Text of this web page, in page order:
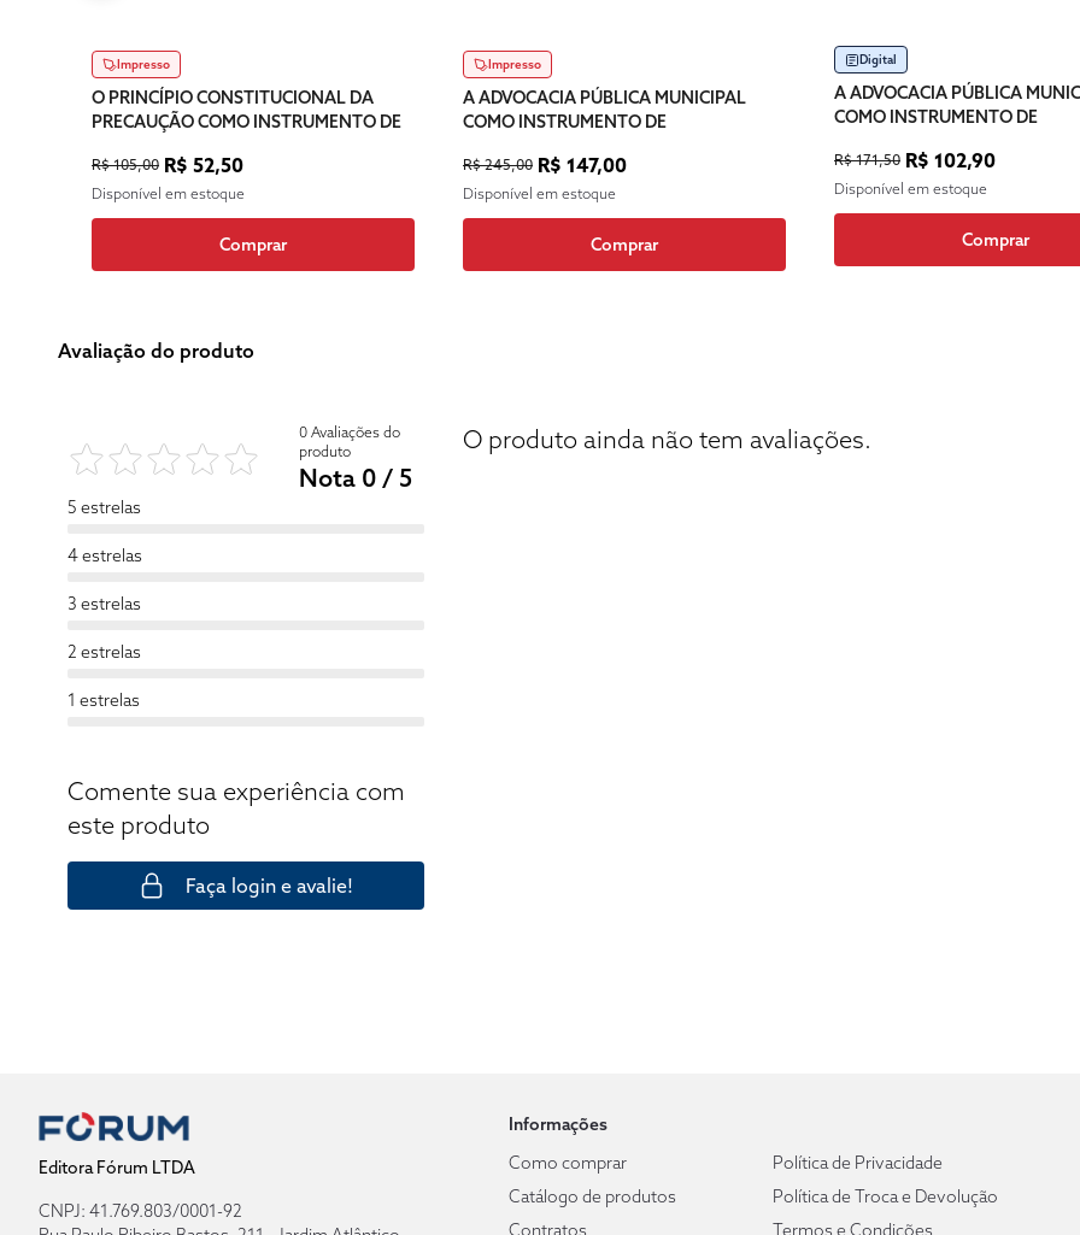
Impresso
O PRINCÍPIO CONSTITUCIONAL DA
PRECAUÇÃO COMO INSTRUMENTO DE
SAÚDE PÚBLICA
R$ 105,00 R$ 52,50
Disponível em estoque
Comprar
Impresso
A ADVOCACIA PÚBLICA MUNICIPAL
COMO INSTRUMENTO DE
FUNDAMENTAIS
R$ 245,00 R$ 147,00
Disponível em estoque
Comprar
Digital
A ADVOCACIA PÚBLICA
COMO INSTRUMENTO DE
FUNDAMENTAIS
R$ 171,50 R$ 102,90
Disponível em estoque
Comprar
Avaliação do produto
0 Avaliações do
produto
Nota 0 / 5
5 estrelas
4 estrelas
3 estrelas
2 estrelas
1 estrelas
Comente sua experiência com
este produto
Faça login e avalie!
O produto ainda não tem avaliações.
Editora Fórum LTDA
CNPJ: 41.769.803/0001-92
Informações
Como comprar
Catálogo de produtos
Contratos
Política de Privacidade
Política de Troca e Devolução
Termos e Condições